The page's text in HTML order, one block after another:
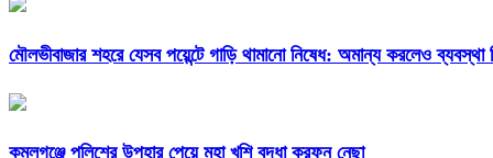
মৌলভীবাজার শহরে যেসব পয়েন্টে গাড়ি থামানো নিষেধ: অমান্য করলেও ব্যবস্থা
কমলগঞ্জে পুলিশের উপহার পেয়ে মহা খুশি বৃদ্ধা করফুন নেছা